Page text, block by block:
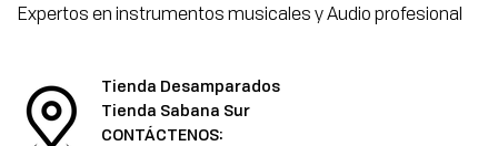
Expertos en instrumentos musicales y Audio profesional
Tienda Desamparados
Tienda Sabana Sur
CONTÁCTENOS: